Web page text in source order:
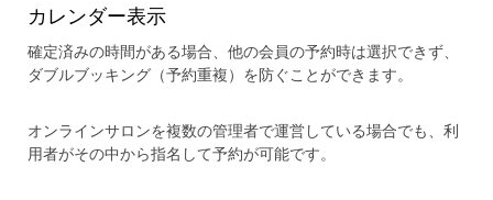
カレンダー表示
確定済みの時間がある場合、他の会員の予約時は選択できず、
ダブルブッキング（予約重複）を防ぐことができます。
オンラインサロンを複数の管理者で運営している場合でも、利
用者がその中から指名して予約が可能です。